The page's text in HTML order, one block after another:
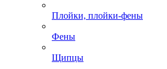
Плойки, плойки-фены
Фены
Щипцы